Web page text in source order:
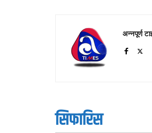
अन्नपूर्ण
सिफारिस